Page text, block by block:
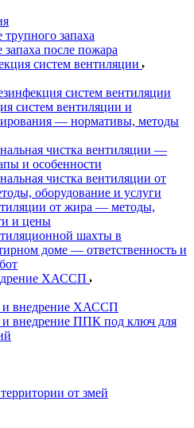
трупного запаха
запаха после пожара
систем вентиляции
систем вентиляции
систем вентиляции и
— нормативы, методы
чистка вентиляции —
и особенности
чистка вентиляции от
оборудование и услуги
от жира — методы,
и цены
шахты в
доме — ответственность и
ХАССП
и внедрение ХАССП
и внедрение ППК под ключ для
от змей